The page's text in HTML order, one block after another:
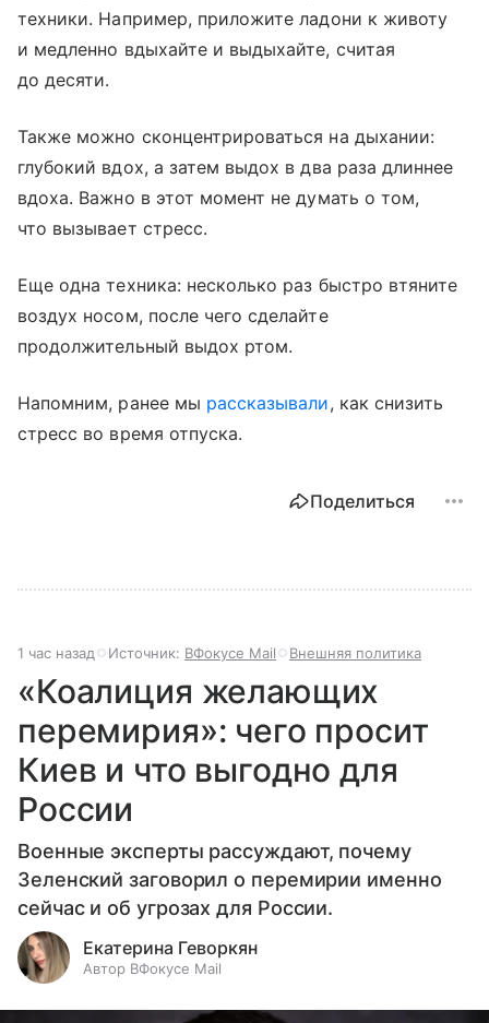
техники. Например, приложите ладони к животу
и медленно вдыхайте и выдыхайте, считая
до десяти.
Также можно сконцентрироваться на дыхании:
глубокий вдох, а затем выдох в два раза длиннее
вдоха. Важно в этот момент не думать о том,
что вызывает стресс.
Еще одна техника: несколько раз быстро втяните
воздух носом, после чего сделайте
продолжительный выдох ртом.
Напомним, ранее мы рассказывали, как снизить
стресс во время отпуска.
Поделиться
1 час назад Источник: ВФокусе Mail Внешняя политика
«Коалиция желающих
перемирия»: чего просит
Киев и что выгодно для
России
Военные эксперты рассуждают, почему
Зеленский заговорил о перемирии именно
сейчас и об угрозах для России.
Екатерина Геворкян
Автор ВФокусе Mail